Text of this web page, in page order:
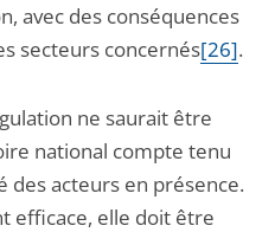
avec des conséquences
secteurs concernés[26].
ne saurait être
national compte tenu
des acteurs en présence.
efficace, elle doit être